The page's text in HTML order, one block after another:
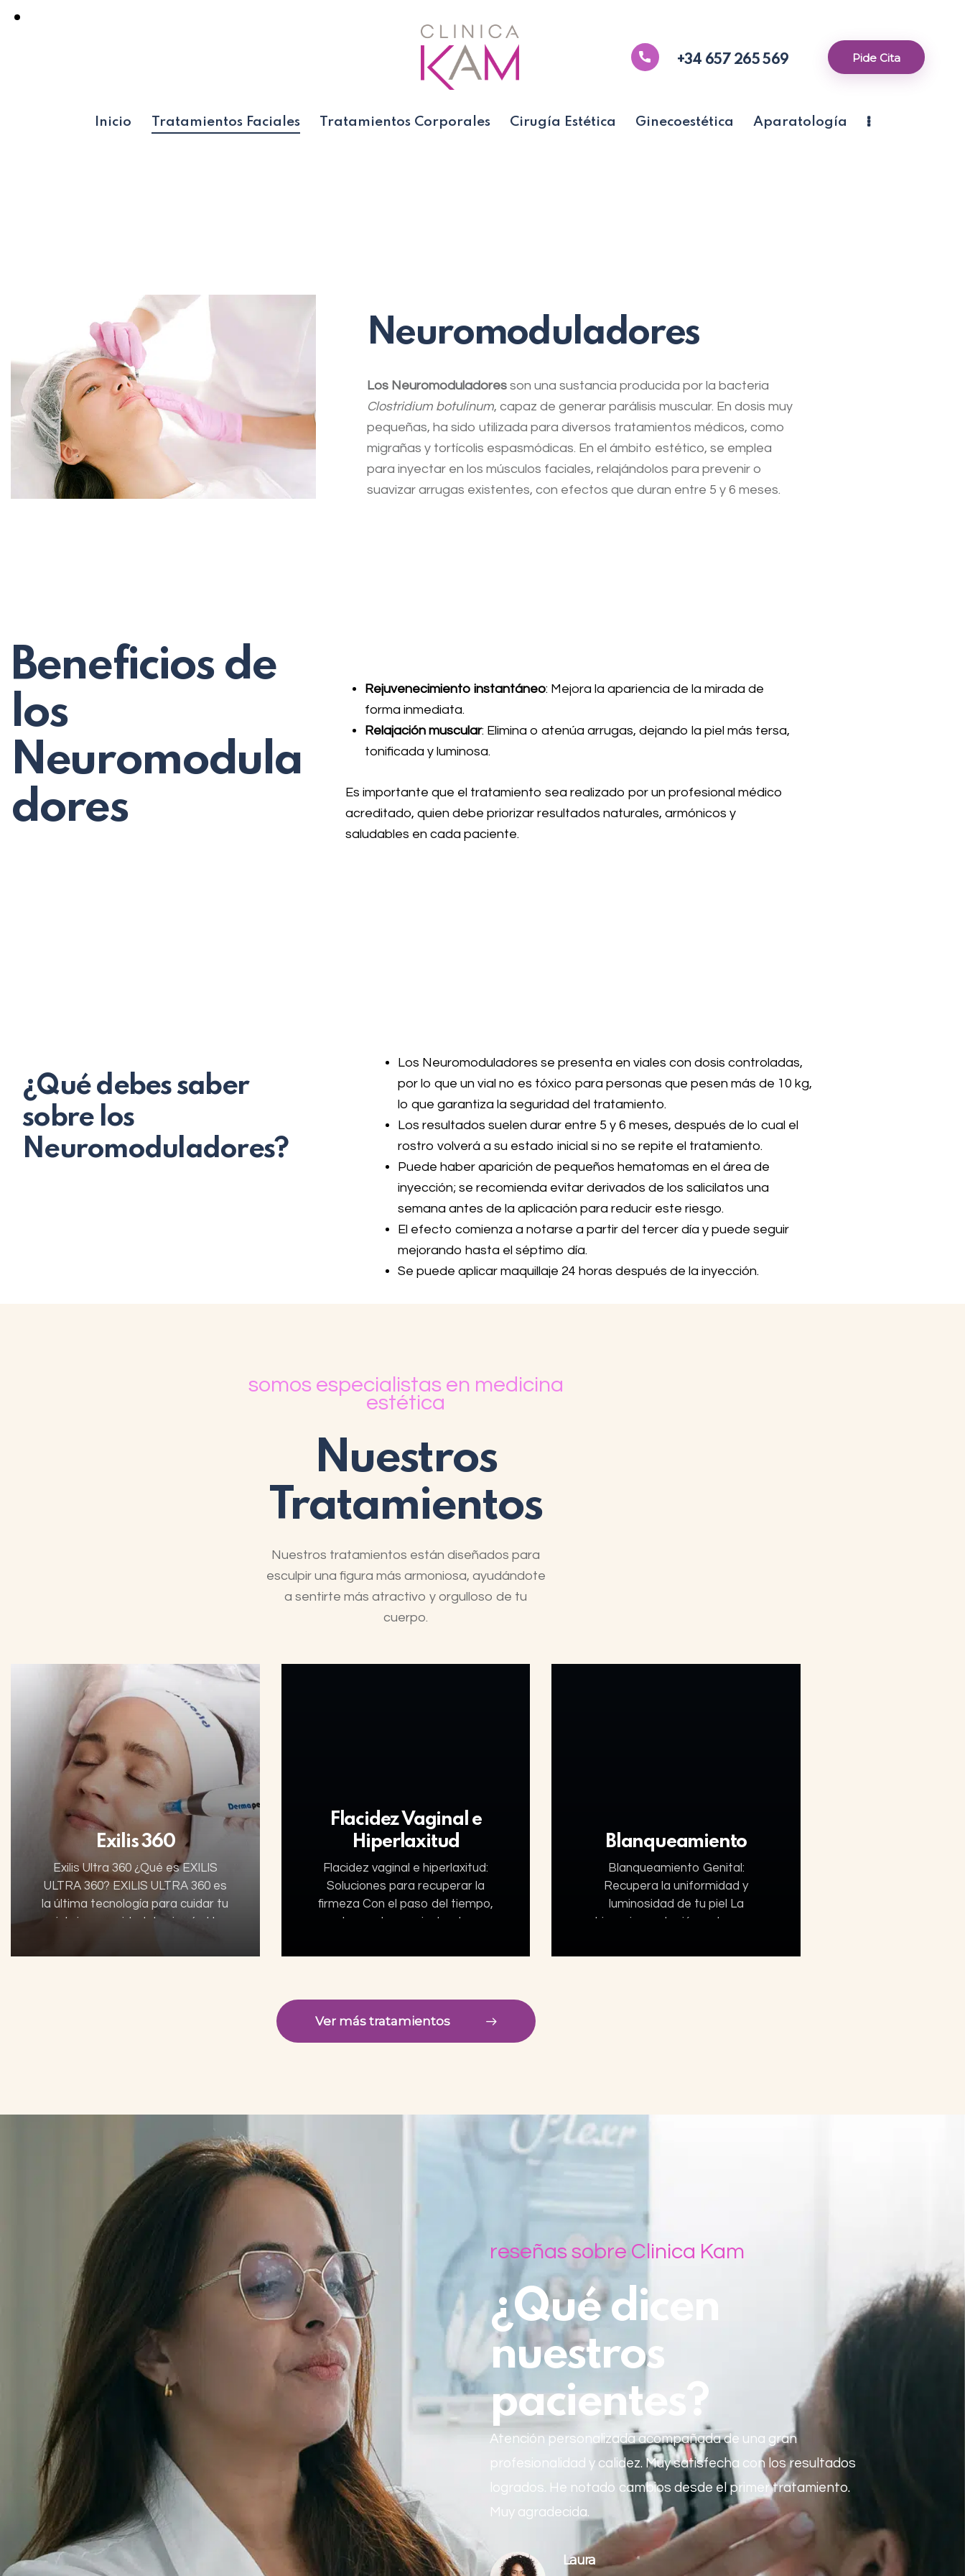
+34 657 265 569 Pide Cita
Inicio Tratamientos Faciales Tratamientos Corporales Cirugía Estética Ginecoestética Aparatología
Neuromoduladores
Los Neuromoduladoresson una sustancia producida por la bacteria
Clostridium botulinum, capaz de generar parálisis muscular. En dosis muy
pequeñas, ha sido utilizada para diversos tratamientos médicos, como
migrañas y tortícolis espasmódicas. En el ámbito estético, se emplea
para inyectar en los músculos faciales, relajándolos para prevenir o
suavizar arrugas existentes, con efectos que duran entre 5 y 6 meses.
Beneficios de
los
Neuromodula
dores
Rejuvenecimiento instantáneo: Mejora la apariencia de la mirada de
forma inmediata.
Relajación muscular: Elimina o atenúa arrugas, dejando la piel más tersa,
tonificada y luminosa.
Es importante que el tratamiento sea realizado por un profesional médico
acreditado, quien debe priorizar resultados naturales, armónicos y
saludables en cada paciente.
¿Qué debes saber
sobre los
Neuromoduladores?
Los Neuromoduladores se presenta en viales con dosis controladas,
por lo que un vial no es tóxico para personas que pesen más de 10 kg,
lo que garantiza la seguridad del tratamiento.
Los resultados suelen durar entre 5 y 6 meses, después de lo cual el
rostro volverá a su estado inicial si no se repite el tratamiento.
Puede haber aparición de pequeños hematomas en el área de
inyección; se recomienda evitar derivados de los salicilatos una
semana antes de la aplicación para reducir este riesgo.
El efecto comienza a notarse a partir del tercer día y puede seguir
mejorando hasta el séptimo día.
Se puede aplicar maquillaje 24 horas después de la inyección.
somos especialistas en medicina
estética
Nuestros
Tratamientos
Nuestros tratamientos están diseñados para
esculpir una figura más armoniosa, ayudándote
a sentirte más atractivo y orgulloso de tu
cuerpo.
Exilis 360
Exilis Ultra 360 ¿Qué es EXILIS
ULTRA 360? EXILIS ULTRA 360 es
la última tecnología para cuidar tu
piel sin necesidad de cirugía. Un
gracias a…
Flacidez Vaginal e
Hiperlaxitud
Flacidez vaginal e hiperlaxitud:
Soluciones para recuperar la
firmeza Con el paso del tiempo,
los partos vaginales, la
genéticos pueden provocar una
Blanqueamiento
Blanqueamiento Genital:
Recupera la uniformidad y
luminosidad de tu piel La
hiperpigmentación en la zona
común que afecta a muchas
Ver más tratamientos
reseñas sobre Clinica Kam
¿Qué dicen
nuestros
pacientes?
Atención personalizada acompañada de una gran
profesionalidad y calidez. Muy satisfecha con los resultados
logrados. He notado cambios desde el primer tratamiento.
Muy agradecida.
Laura